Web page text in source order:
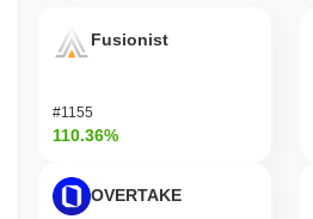
Fusionist
#1155
110.36%
OVERTAKE